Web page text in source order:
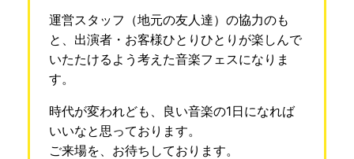
運営スタッフ（地元の友人達）の協力のも
と、出演者・お客様ひとりひとりが楽しんで
いたたけるよう考えた音楽フェスになりま
す。
時代が変われども、良い音楽の1日になれば
いいなと思っております。
ご来場を、お待ちしております。